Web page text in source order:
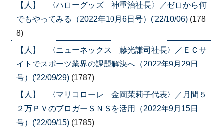
【人】 〈ハローグッズ 神重治社長〉／ゼロから何
でもやってみる（2022年10月6日号）('22/10/06) (178
8)
【人】 〈ニューネックス 藤光謙司社長〉／ＥＣサ
イトでスポーツ業界の課題解決へ（2022年9月29日
号）('22/09/29) (1787)
【人】 〈マリコローレ 金岡茉莉子代表〉／月間５
２万ＰＶのブロガーＳＮＳを活用（2022年9月15日
号）('22/09/15) (1785)